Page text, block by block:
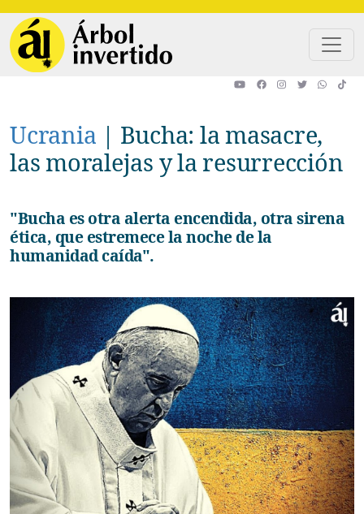
Ucrania | Bucha: la masacre,
las moralejas y la resurrección
"Bucha es otra alerta encendida, otra sirena
ética, que estremece la noche de la
humanidad caída".